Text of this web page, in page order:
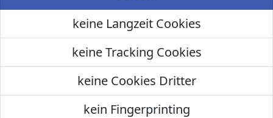
keine Langzeit Cookies
keine Tracking Cookies
keine Cookies Dritter
kein Fingerprinting